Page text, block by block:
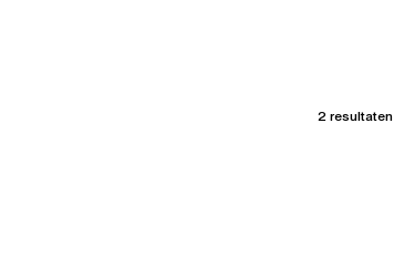
2 resultaten